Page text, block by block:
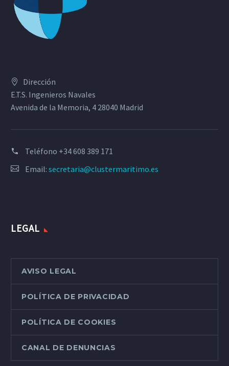
Dirección
E.T.S. Ingenieros Navales
Avenida de la Memoria, 4 28040 Madrid
Teléfono +34 608 389 171
Email: secretaria@clustermaritimo.es
LEGAL
AVISO LEGAL
POLÍTICA DE PRIVACIDAD
POLÍTICA DE COOKIES
CANAL DE DENUNCIAS